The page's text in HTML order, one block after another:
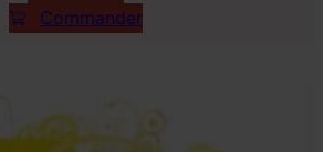
Commander